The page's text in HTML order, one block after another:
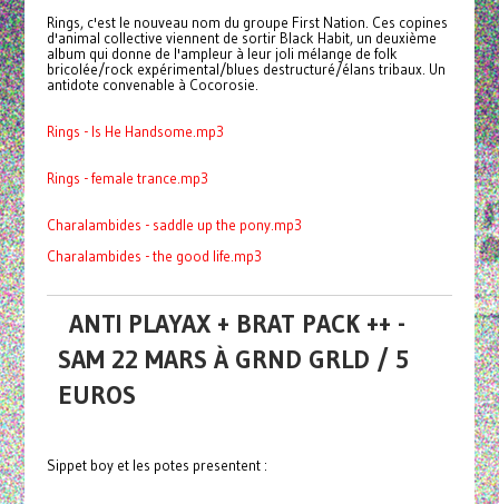
Rings, c'est le nouveau nom du groupe First Nation. Ces copines
d'animal collective viennent de sortir Black Habit, un deuxième
album qui donne de l'ampleur à leur joli mélange de folk
bricolée/rock expérimental/blues destructuré/élans tribaux. Un
antidote convenable à Cocorosie.
Rings - Is He Handsome.mp3
Rings - female trance.mp3
Charalambides - saddle up the pony.mp3
Charalambides - the good life.mp3
ANTI PLAYAX + BRAT PACK ++ -
SAM 22 MARS À GRND GRLD / 5
EUROS
Sippet boy et les potes presentent :